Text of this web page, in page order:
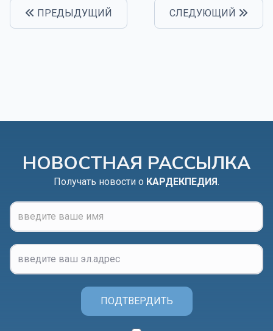
ПРЕДЫДУЩИЙ СЛЕДУЮЩИЙ
НОВОСТНАЯ РАССЫЛКА
Получать новости о КАРДЕКПЕДИЯ.
ПОДТВЕРДИТЬ